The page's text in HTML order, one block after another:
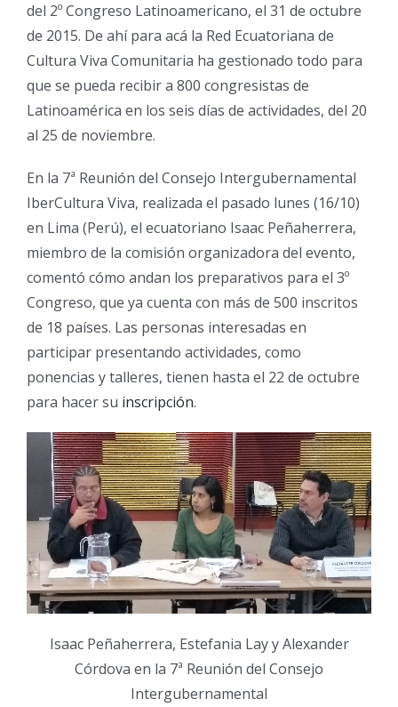
del 2º Congreso Latinoamericano, el 31 de octubre
de 2015. De ahí para acá la Red Ecuatoriana de
Cultura Viva Comunitaria ha gestionado todo para
que se pueda recibir a 800 congresistas de
Latinoamérica en los seis días de actividades, del 20
al 25 de noviembre.
En la 7ª Reunión del Consejo Intergubernamental
IberCultura Viva, realizada el pasado lunes (16/10)
en Lima (Perú), el ecuatoriano Isaac Peñaherrera,
miembro de la comisión organizadora del evento,
comentó cómo andan los preparativos para el 3º
Congreso, que ya cuenta con más de 500 inscritos
de 18 países. Las personas interesadas en
participar presentando actividades, como
ponencias y talleres, tienen hasta el 22 de octubre
para hacer su inscripción.
Isaac Peñaherrera, Estefania Lay y Alexander
Córdova en la 7ª Reunión del Consejo
Intergubernamental